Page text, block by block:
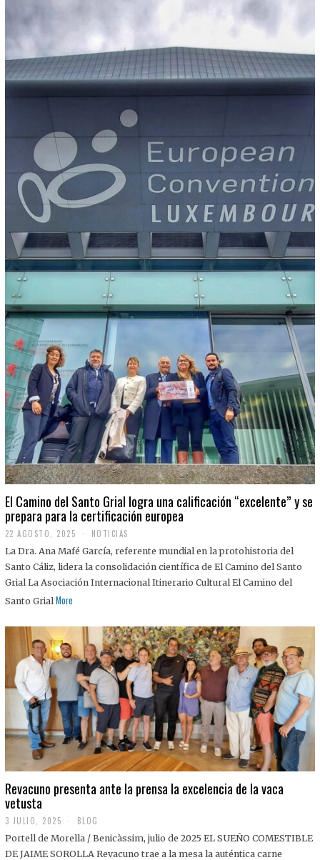
El Camino del Santo Grial logra una calificación “excelente” y se
prepara para la certificación europea
22 AGOSTO, 2025
2
A
G
O
S
2
5
NOTICIAS
La Dra. Ana Mafé García, referente mundial en la protohistoria del
Santo Cáliz, lidera la consolidación científica de El Camino del Santo
Grial La Asociación Internacional Itinerario Cultural El Camino del
Santo Grial More
Revacuno presenta ante la prensa la excelencia de la vaca
vetusta
3 JULIO, 2025
J
U
BLOG
Portell de Morella / Benicàssim, julio de 2025 EL SUEÑO COMESTIBLE
DE JAIME SOROLLA Revacuno trae a la mesa la auténtica carne